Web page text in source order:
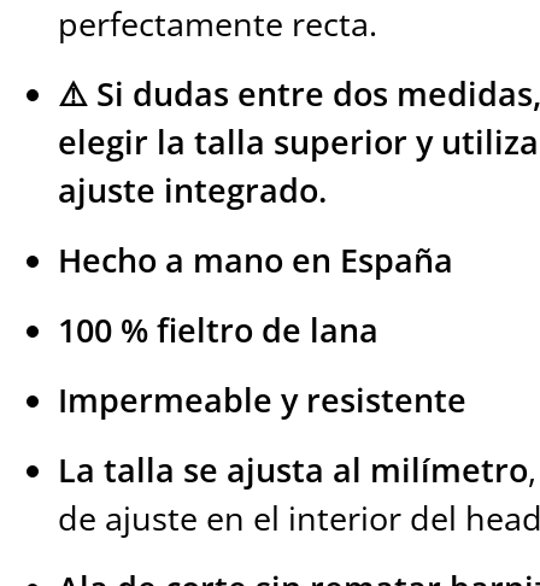
perfectamente recta.
⚠️ Si dudas entre dos
elegir la talla superior y
ajuste integrado.
Hecho a mano en España
100 % fieltro de lana
Impermeable y resistente
La talla se ajusta al milímetro
de ajuste en el interior del